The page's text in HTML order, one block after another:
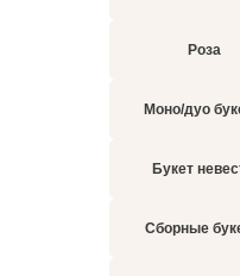
Роза
Моно/дуо
Букет
Сборные